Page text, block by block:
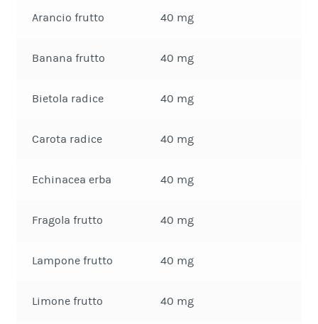
Arancio frutto 40 mg
Banana frutto 40 mg
Bietola radice 40 mg
Carota radice 40 mg
Echinacea erba 40 mg
Fragola frutto 40 mg
Lampone frutto 40 mg
Limone frutto 40 mg